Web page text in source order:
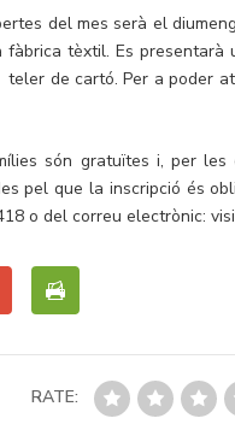
del mes serà el
fàbrica tèxtil. Es
de cartó. Per a poder
són gratuïtes i, per
pel que la inscripció és
o del correu electrònic:
RATE: